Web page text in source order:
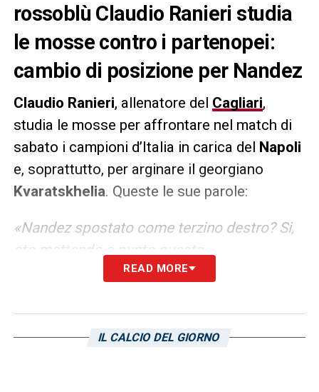
rossoblù Claudio Ranieri studia
le mosse contro i partenopei:
cambio di posizione per Nandez
Claudio Ranieri, allenatore del Cagliari,
studia le mosse per affrontare nel match di
sabato i campioni d’Italia in carica del Napoli
e, soprattutto, per arginare il georgiano
Kvaratskhelia. Queste le sue parole:
«Nandez spostato come terzino destro? Si,
sto mettendo a punto questa
considerazione per affrontare Kvara»
LA PLAYLIST DELLE NOSTRE TOP NEWS
READ MORE
IL CALCIO DEL GIORNO